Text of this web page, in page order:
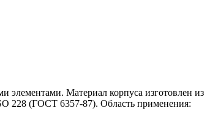
элементами. Материал корпуса изготовлен из
228 (ГОСТ 6357-87). Область применения: